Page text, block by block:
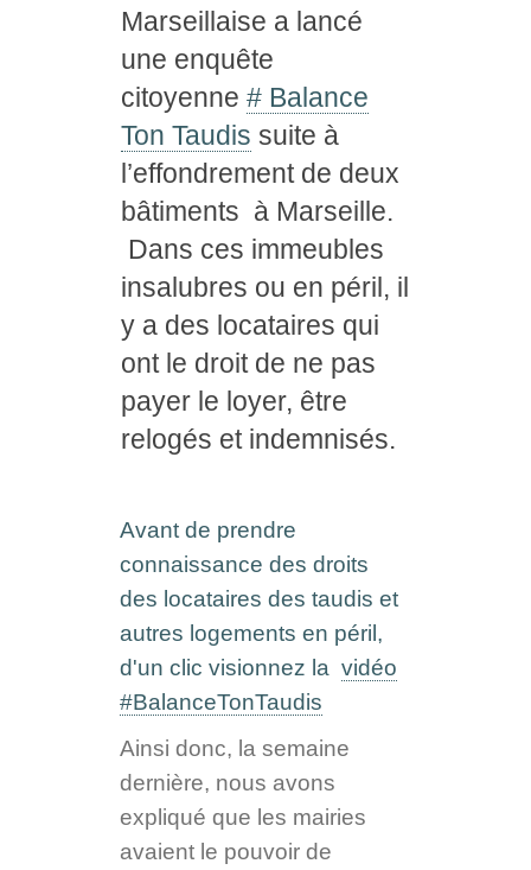
Marseillaise a lancé
une enquête
citoyenne # Balance
Ton Taudis suite à
l’effondrement de deux
bâtiments à Marseille.
Dans ces immeubles
insalubres ou en péril, il
y a des locataires qui
ont le droit de ne pas
payer le loyer, être
relogés et indemnisés.
Avant de prendre
connaissance des droits
des locataires des taudis et
autres logements en péril,
d'un clic visionnez lavidéo
#BalanceTonTaudis
Ainsi donc, la semaine
dernière, nous avons
expliqué que les mairies
avaient le pouvoir de